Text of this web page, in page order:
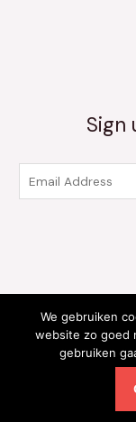
Sign
m
Copyright ©
We gebruiken
website zo goed
gebruiken